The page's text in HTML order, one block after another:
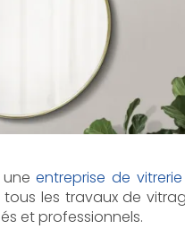
entreprise de
les travaux de
et professionnels.